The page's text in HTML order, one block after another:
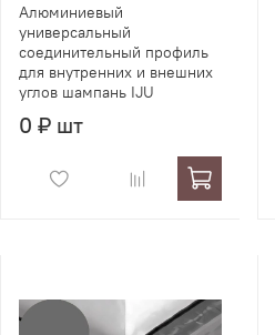
Алюминиевый
универсальный
соединительный профиль
для внутренних и внешних
углов шампань IJU
0 ₽ шт